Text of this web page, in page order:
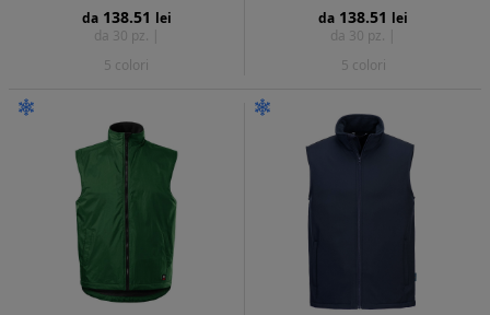
da 138.51 lei
da 30 pz. |
5 colori
da 138.51 lei
da 30 pz. |
5 colori